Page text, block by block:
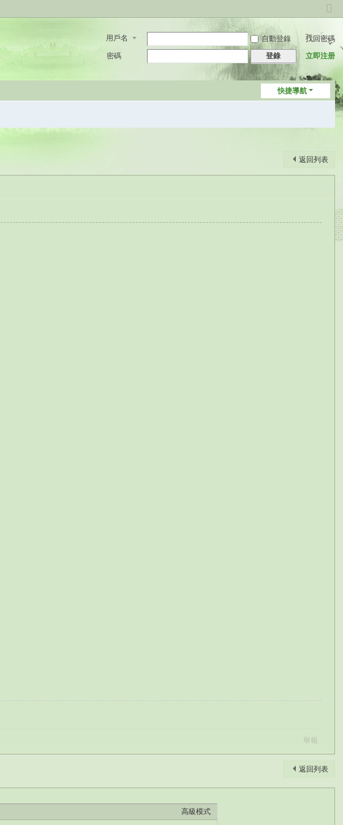
切
到
窄
用戶名 自動登錄
找回密碼
密碼
登錄 立即注册
快捷導航
返回列表
舉報
返回列表
高級模式